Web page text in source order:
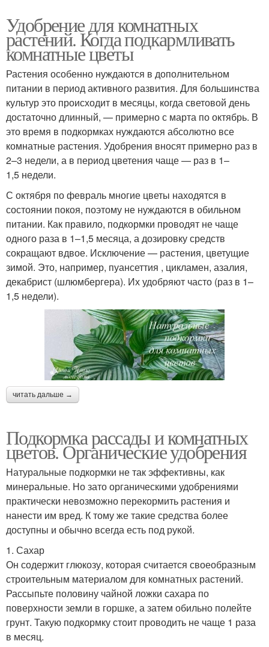
Удобрение для комнатных
растений. Когда подкармливать
комнатные цветы
Растения особенно нуждаются в дополнительном
питании в период активного развития. Для большинства
культур это происходит в месяцы, когда световой день
достаточно длинный, — примерно с марта по октябрь. В
это время в подкормках нуждаются абсолютно все
комнатные растения. Удобрения вносят примерно раз в
2–3 недели, а в период цветения чаще — раз в 1–
1,5 недели.
С октября по февраль многие цветы находятся в
состоянии покоя, поэтому не нуждаются в обильном
питании. Как правило, подкормки проводят не чаще
одного раза в 1–1,5 месяца, а дозировку средств
сокращают вдвое. Исключение — растения, цветущие
зимой. Это, например, пуансеттия , цикламен, азалия,
декабрист (шлюмбергера). Их удобряют часто (раз в 1–
1,5 недели).
читать дальше →
Подкормка рассады и комнатных
цветов. Органические удобрения
Натуральные подкормки не так эффективны, как
минеральные. Но зато органическими удобрениями
практически невозможно перекормить растения и
нанести им вред. К тому же такие средства более
доступны и обычно всегда есть под рукой.
1. Сахар
Он содержит глюкозу, которая считается своеобразным
строительным материалом для комнатных растений.
Рассыпьте половину чайной ложки сахара по
поверхности земли в горшке, а затем обильно полейте
грунт. Такую подкормку стоит проводить не чаще 1 раза
в месяц.